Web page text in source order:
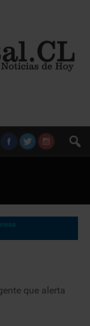
que alerta